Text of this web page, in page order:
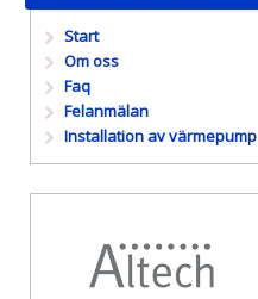
Start
Om oss
Faq
Felanmälan
Installation av värmepump